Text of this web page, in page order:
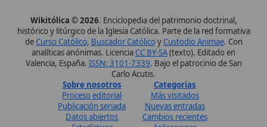
Perfil de Instagram
Síguenos · @wikitolica